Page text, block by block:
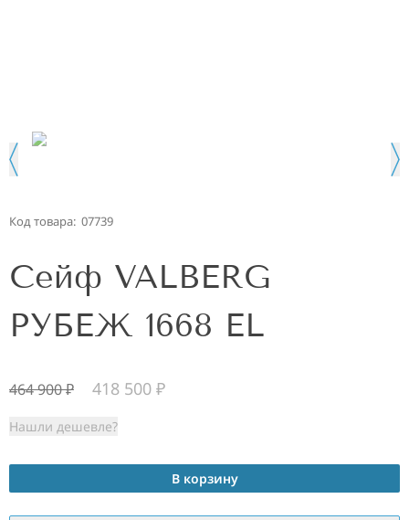
Код товара: 07739
Сейф VALBERG
РУБЕЖ 1668 EL
464 900₽ 418 500 ₽
Нашли дешевле?
В корзину